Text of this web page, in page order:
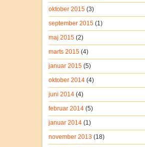
oktober 2015 (3)
september 2015 (1)
maj 2015 (2)
marts 2015 (4)
januar 2015 (5)
oktober 2014 (4)
juni 2014 (4)
februar 2014 (5)
januar 2014 (1)
november 2013 (18)